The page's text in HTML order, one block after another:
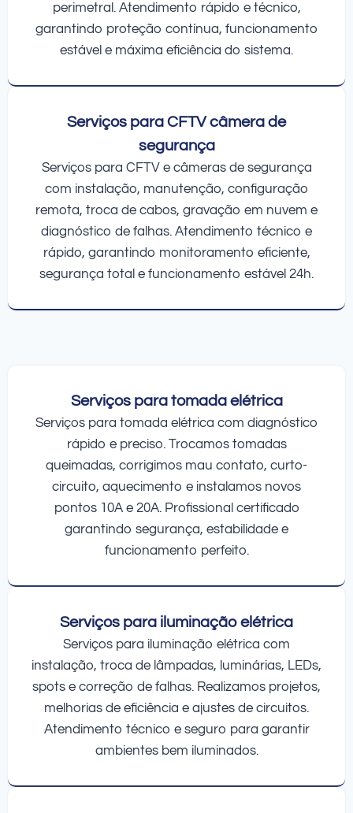
perimetral. Atendimento rápido e técnico,
garantindo proteção contínua, funcionamento
estável e máxima eficiência do sistema.
Serviços para CFTV câmera de
segurança
Serviços para CFTV e câmeras de segurança
com instalação, manutenção, configuração
remota, troca de cabos, gravação em nuvem e
diagnóstico de falhas. Atendimento técnico e
rápido, garantindo monitoramento eficiente,
segurança total e funcionamento estável 24h.
Serviços para tomada elétrica
Serviços para tomada elétrica com diagnóstico
rápido e preciso. Trocamos tomadas
queimadas, corrigimos mau contato, curto-
circuito, aquecimento e instalamos novos
pontos 10A e 20A. Profissional certificado
garantindo segurança, estabilidade e
funcionamento perfeito.
Serviços para iluminação elétrica
Serviços para iluminação elétrica com
instalação, troca de lâmpadas, luminárias, LEDs,
spots e correção de falhas. Realizamos projetos,
melhorias de eficiência e ajustes de circuitos.
Atendimento técnico e seguro para garantir
ambientes bem iluminados.